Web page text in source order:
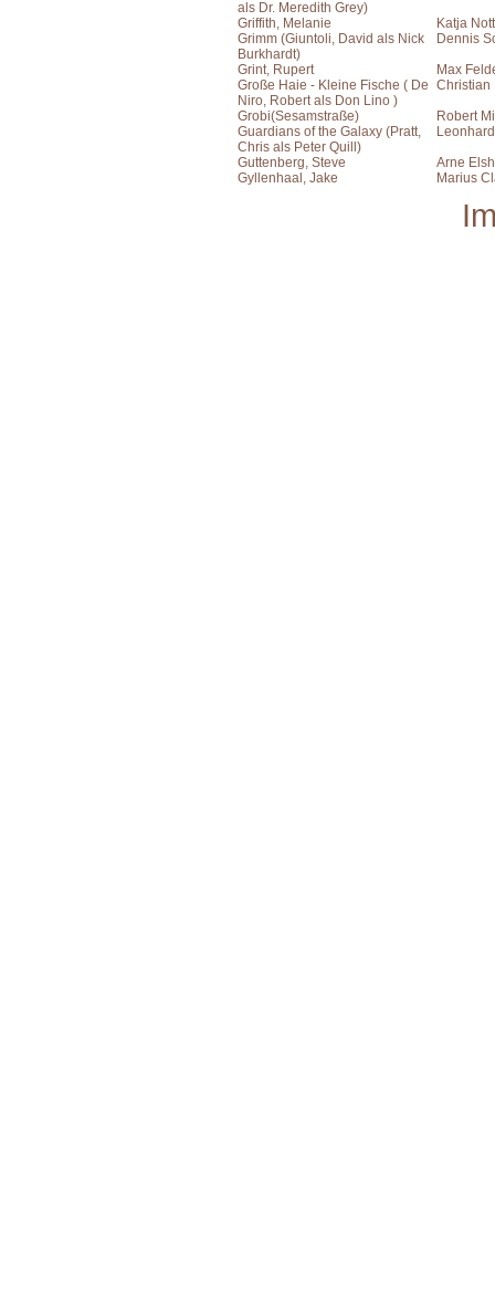
als Dr. Meredith Grey)
Griffith, Melanie
Katja
Grimm (Giuntoli, David als Nick
Burkhardt)
Dennis
Grint, Rupert
Max
Große Haie - Kleine Fische ( De
Niro, Robert als Don Lino )
Christian
Grobi(Sesamstraße)
Robert
Guardians of the Galaxy (Pratt,
Chris als Peter Quill)
Guttenberg, Steve
Arne
Gyllenhaal, Jake
Marius